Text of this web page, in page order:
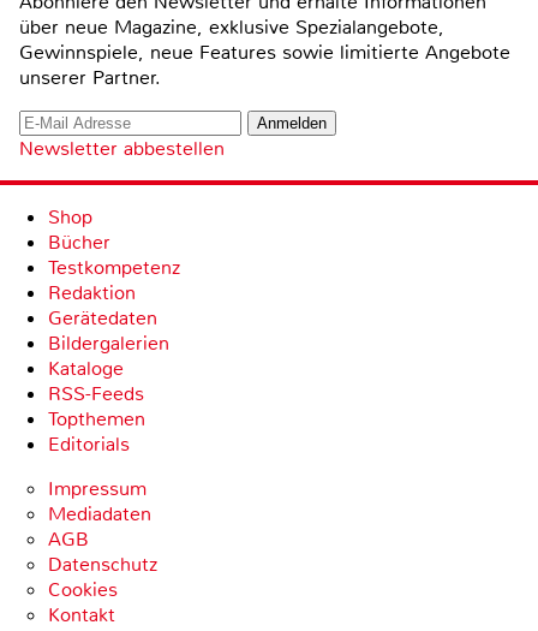
über neue Magazine, exklusive Spezialangebote,
Gewinnspiele, neue Features sowie limitierte Angebote
unserer Partner.
Newsletter abbestellen
Shop
Bücher
Testkompetenz
Redaktion
Gerätedaten
Bildergalerien
Kataloge
RSS-Feeds
Topthemen
Editorials
Impressum
Mediadaten
AGB
Datenschutz
Cookies
Kontakt